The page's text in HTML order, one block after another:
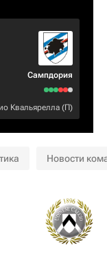
Сампдория
Квальярелла (П)
Новости